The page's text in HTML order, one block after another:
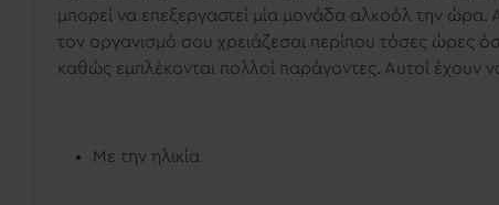
μπορεί να επεξεργαστεί μία μονάδα αλκοόλ την
τον οργανισμό σου χρειάζεσαι περίπου τόσες ώρες
καθώς εμπλέκονται πολλοί παράγοντες. Αυτοί έχουν
Με την ηλικία